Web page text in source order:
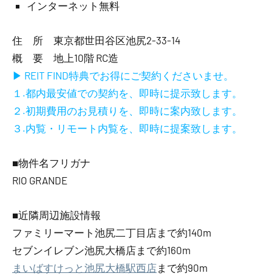
インターネット無料
住 所 東京都世田谷区池尻2-33-14
概 要 地上10階 RC造
▶ REIT FIND特典でお得にご契約くださいませ。
１.都内最安値での契約を、即時に提示致します。
２.初期費用のお見積りを、即時に案内致します。
３.内覧・リモート内覧を、即時に提案致します。
■物件名フリガナ
RIO GRANDE
■近隣周辺施設情報
ファミリーマート池尻二丁目店まで約140m
セブンイレブン池尻大橋店まで約160m
まいばすけっと池尻大橋駅西店まで約90m